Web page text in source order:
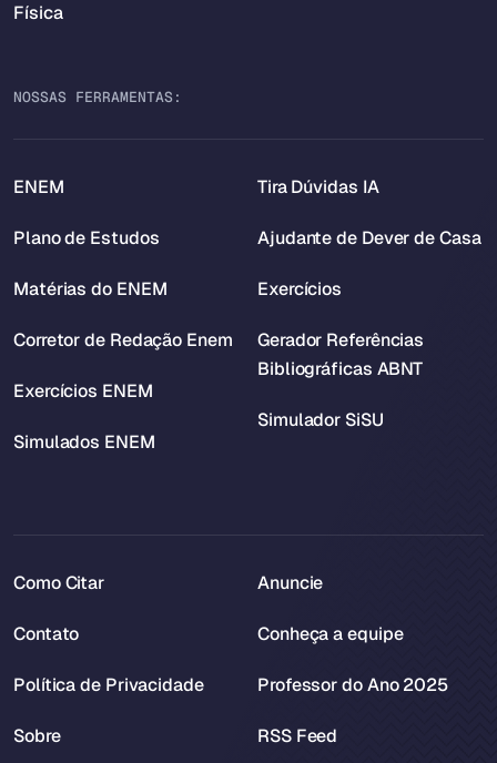
Física
NOSSAS FERRAMENTAS:
ENEM
Plano de Estudos
Matérias do ENEM
Corretor de Redação Enem
Exercícios ENEM
Simulados ENEM
Tira Dúvidas IA
Ajudante de Dever de Casa
Exercícios
Gerador Referências
Bibliográficas ABNT
Simulador SiSU
Como Citar
Contato
Política de Privacidade
Sobre
Anuncie
Conheça a equipe
Professor do Ano 2025
RSS Feed